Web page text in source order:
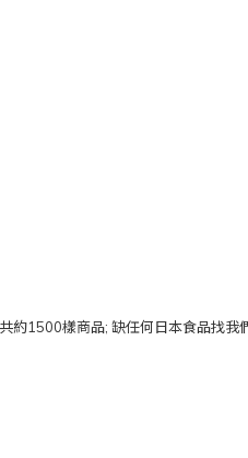
約1500樣商品; 缺任何日本食品找我